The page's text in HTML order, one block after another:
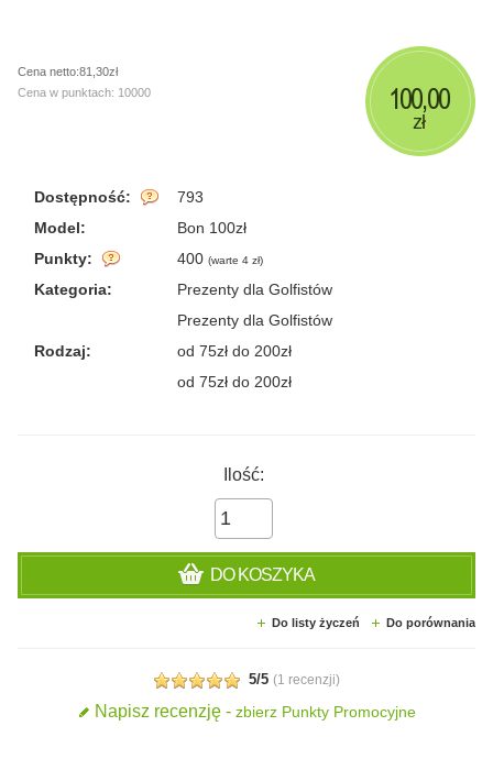
Dostępność:
793
Model:
Bon 100zł
Punkty:
400 (warte 4 zł)
Kategoria:
Prezenty dla Golfistów
Prezenty dla Golfistów
Rodzaj:
od 75zł do 200zł
od 75zł do 200zł
Cena netto:81,30zł
Cena w punktach: 10000
100,00
zł
Ilość:
DO KOSZYKA
Do listy życzeń Do porównania
5/5 (1 recenzji)
Napisz recenzję - zbierz Punkty Promocyjne